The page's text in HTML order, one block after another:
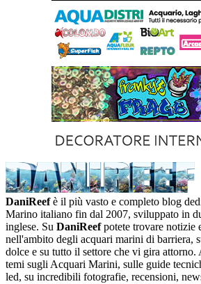
DaniReefè il più vasto e completo blog
Marino italiano fin dal 2007, sviluppato in
inglese. Su DaniReefpotete trovare notizie
nell'ambito degli acquari marini di barriera,
dolce e su tutto il settore che vi gira attorno.
temi sugli Acquari Marini, sulle guide
led, su incredibili fotografie, recensioni,